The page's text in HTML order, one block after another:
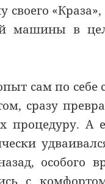
«Краза»,
машины в
сам по себе
сразу
процедуру. А
особого
с